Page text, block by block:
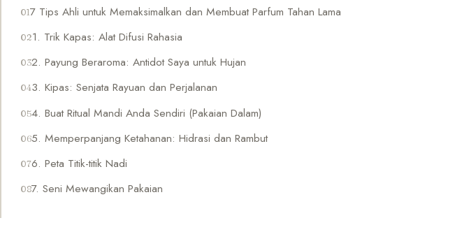
7 Tips Ahli untuk Memaksimalkan dan Membuat Parfum Tahan Lama
1. Trik Kapas: Alat Difusi Rahasia
2. Payung Beraroma: Antidot Saya untuk Hujan
3. Kipas: Senjata Rayuan dan Perjalanan
4. Buat Ritual Mandi Anda Sendiri (Pakaian Dalam)
5. Memperpanjang Ketahanan: Hidrasi dan Rambut
6. Peta Titik-titik Nadi
7. Seni Mewangikan Pakaian